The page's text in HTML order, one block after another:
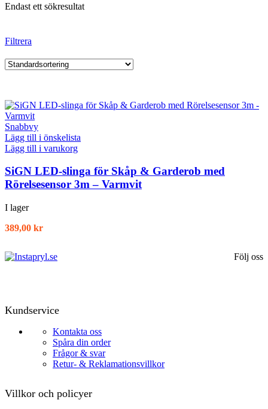
Endast ett sökresultat
Filtrera
Snabbvy
Lägg till i önskelista
Lägg till i varukorg
SiGN LED-slinga för Skåp & Garderob med
Rörelsesensor 3m – Varmvit
I lager
389,00 kr
Följ oss
Kundservice
Kontakta oss
Spåra din order
Frågor & svar
Retur- & Reklamationsvillkor
Villkor och policyer